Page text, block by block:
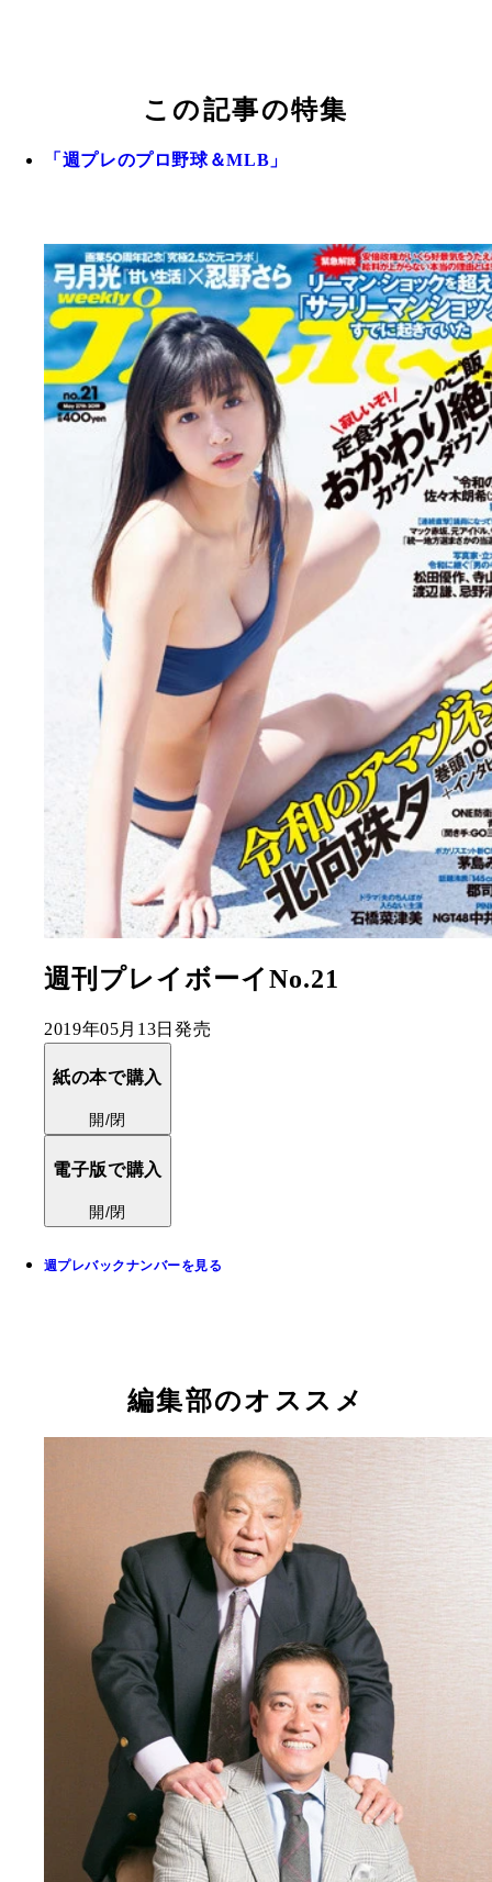
この記事の特集
「週プレのプロ野球＆MLB」
週刊プレイボーイNo.21
2019年05月13日発売
紙の本で購入
開/閉
電子版で購入
開/閉
週プレバックナンバーを見る
編集部のオススメ